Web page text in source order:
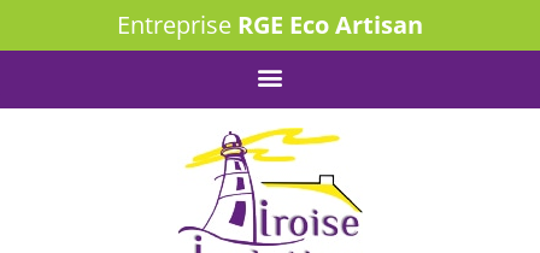
Entreprise RGE Eco Artisan